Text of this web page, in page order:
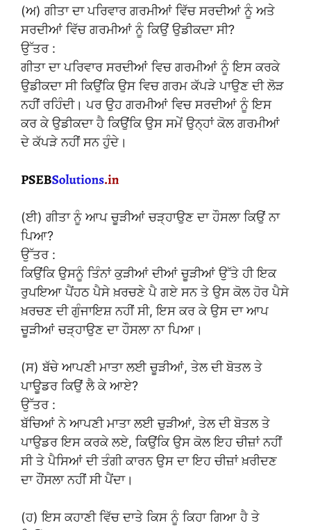
(ਅ) ਗੀਤਾ ਦਾ ਪਰਿਵਾਰ ਗਰਮੀਆਂ ਵਿੱਚ ਸਰਦੀਆਂ ਨੂੰ ਅਤੇ
ਸਰਦੀਆਂ ਵਿੱਚ ਗਰਮੀਆਂ ਨੂੰ ਕਿਉਂ ਉਡੀਕਦਾ ਸੀ?
ਉੱਤਰ :
ਗੀਤਾ ਦਾ ਪਰਿਵਾਰ ਸਰਦੀਆਂ ਵਿਚ ਗਰਮੀਆਂ ਨੂੰ ਇਸ ਕਰਕੇ
ਉਡੀਕਦਾ ਸੀ ਕਿਉਂਕਿ ਉਸ ਵਿਚ ਗਰਮ ਕੱਪੜੇ ਪਾਉਣ ਦੀ ਲੋੜ
ਨਹੀਂ ਰਹਿੰਦੀ। ਪਰ ਉਹ ਗਰਮੀਆਂ ਵਿਚ ਸਰਦੀਆਂ ਨੂੰ ਇਸ
ਕਰ ਕੇ ਉਡੀਕਦਾ ਹੈ ਕਿਉਂਕਿ ਉਸ ਸਮੇਂ ਉਨ੍ਹਾਂ ਕੋਲ ਗਰਮੀਆਂ
ਦੇ ਕੱਪੜੇ ਨਹੀਂ ਸਨ ਹੁੰਦੇ।
(ਈ) ਗੀਤਾ ਨੂੰ ਆਪ ਚੂੜੀਆਂ ਚੜ੍ਹਾਉਣ ਦਾ ਹੌਸਲਾ ਕਿਉਂ ਨਾ
ਪਿਆ?
ਉੱਤਰ :
ਕਿਉਂਕਿ ਉਸਨੂੰ ਤਿੰਨਾਂ ਕੁੜੀਆਂ ਦੀਆਂ ਚੂੜੀਆਂ ਉੱਤੇ ਹੀ ਇਕ
ਰੁਪਇਆ ਪੈਂਹਠ ਪੈਸੇ ਖ਼ਰਚਣੇ ਪੈ ਗਏ ਸਨ ਤੇ ਉਸ ਕੋਲ ਹੋਰ ਪੈਸੇ
ਖ਼ਰਚਣ ਦੀ ਗੁੰਜਾਇਸ਼ ਨਹੀਂ ਸੀ, ਇਸ ਕਰ ਕੇ ਉਸ ਦਾ ਆਪ
ਚੂੜੀਆਂ ਚੜ੍ਹਾਉਣ ਦਾ ਹੌਸਲਾ ਨਾ ਪਿਆ।
(ਸ) ਬੱਚੇ ਆਪਣੀ ਮਾਤਾ ਲਈ ਚੂੜੀਆਂ, ਤੇਲ ਦੀ ਬੋਤਲ ਤੇ
ਪਾਊਡਰ ਕਿਉਂ ਲੈ ਕੇ ਆਏ?
ਉੱਤਰ :
ਬੱਚਿਆਂ ਨੇ ਆਪਣੀ ਮਾਤਾ ਲਈ ਚੁੜੀਆਂ, ਤੇਲ ਦੀ ਬੋਤਲ ਤੇ
ਪਾਉਡਰ ਇਸ ਕਰਕੇ ਲਏ, ਕਿਉਂਕਿ ਉਸ ਕੋਲ ਇਹ ਚੀਜ਼ਾਂ ਨਹੀਂ
ਸੀ ਤੇ ਪੈਸਿਆਂ ਦੀ ਤੰਗੀ ਕਾਰਨ ਉਸ ਦਾ ਇਹ ਚੀਜ਼ਾਂ ਖ਼ਰੀਦਣ
ਦਾ ਹੌਂਸਲਾ ਨਹੀਂ ਸੀ ਪੈਂਦਾ।
(ਹ) ਇਸ ਕਹਾਣੀ ਵਿੱਚ ਦਾਤੇ ਕਿਸ ਨੂੰ ਕਿਹਾ ਗਿਆ ਹੈ ਤੇ